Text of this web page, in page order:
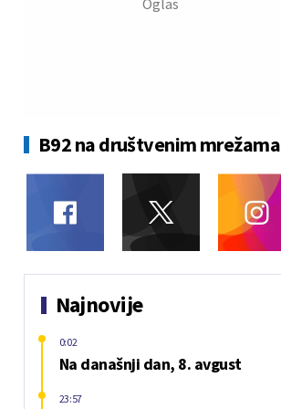
B92 na društvenim mrežama
Najnovije
Na današnji dan, 8. avgust
0:02
23:57